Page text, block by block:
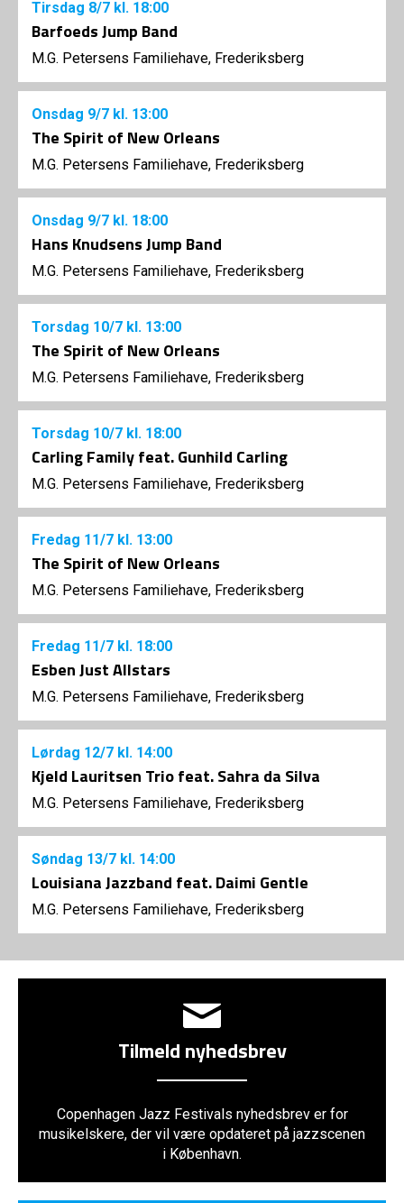
Tirsdag 8/7 kl. 18:00
Barfoeds Jump Band
M.G. Petersens Familiehave, Frederiksberg
Onsdag 9/7 kl. 13:00
The Spirit of New Orleans
M.G. Petersens Familiehave, Frederiksberg
Onsdag 9/7 kl. 18:00
Hans Knudsens Jump Band
M.G. Petersens Familiehave, Frederiksberg
Torsdag 10/7 kl. 13:00
The Spirit of New Orleans
M.G. Petersens Familiehave, Frederiksberg
Torsdag 10/7 kl. 18:00
Carling Family feat. Gunhild Carling
M.G. Petersens Familiehave, Frederiksberg
Fredag 11/7 kl. 13:00
The Spirit of New Orleans
M.G. Petersens Familiehave, Frederiksberg
Fredag 11/7 kl. 18:00
Esben Just Allstars
M.G. Petersens Familiehave, Frederiksberg
Lørdag 12/7 kl. 14:00
Kjeld Lauritsen Trio feat. Sahra da Silva
M.G. Petersens Familiehave, Frederiksberg
Søndag 13/7 kl. 14:00
Louisiana Jazzband feat. Daimi Gentle
M.G. Petersens Familiehave, Frederiksberg
Tilmeld nyhedsbrev
Copenhagen Jazz Festivals nyhedsbrev er for
musikelskere, der vil være opdateret på jazzscenen
i København.